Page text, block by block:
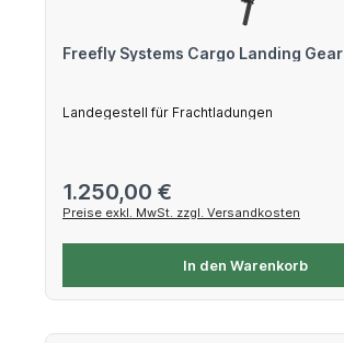
Freefly Systems Cargo Landing Gear
Landegestell für Frachtladungen
Regulärer Preis:
1.250,00 €
Preise exkl. MwSt. zzgl. Versandkosten
In den Warenkorb